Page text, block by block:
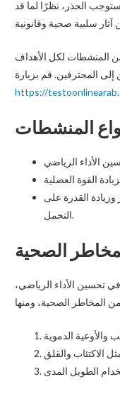
الحذر، نظرًا لما قد
المنشطات لكل الأهداف
إلى المحترفين. قم بزيارة
https://
المنشطات
القدرة على
التحمل.
الصحية
تحسين الأداء الرياضي،